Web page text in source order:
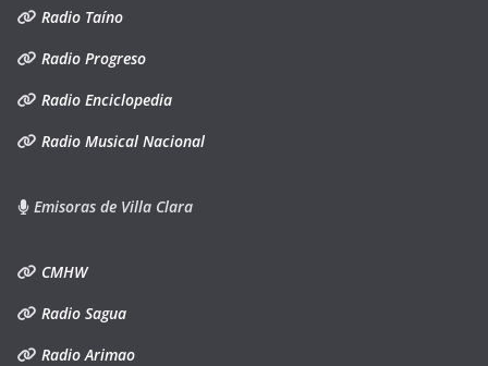
Radio Taíno
Radio Progreso
Radio Enciclopedia
Radio Musical Nacional
Emisoras de Villa Clara
CMHW
Radio Sagua
Radio Arimao